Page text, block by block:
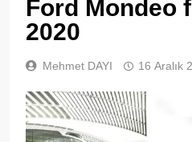
Ford Mondeo
2020
Mehmet DAYI 16 Aralık